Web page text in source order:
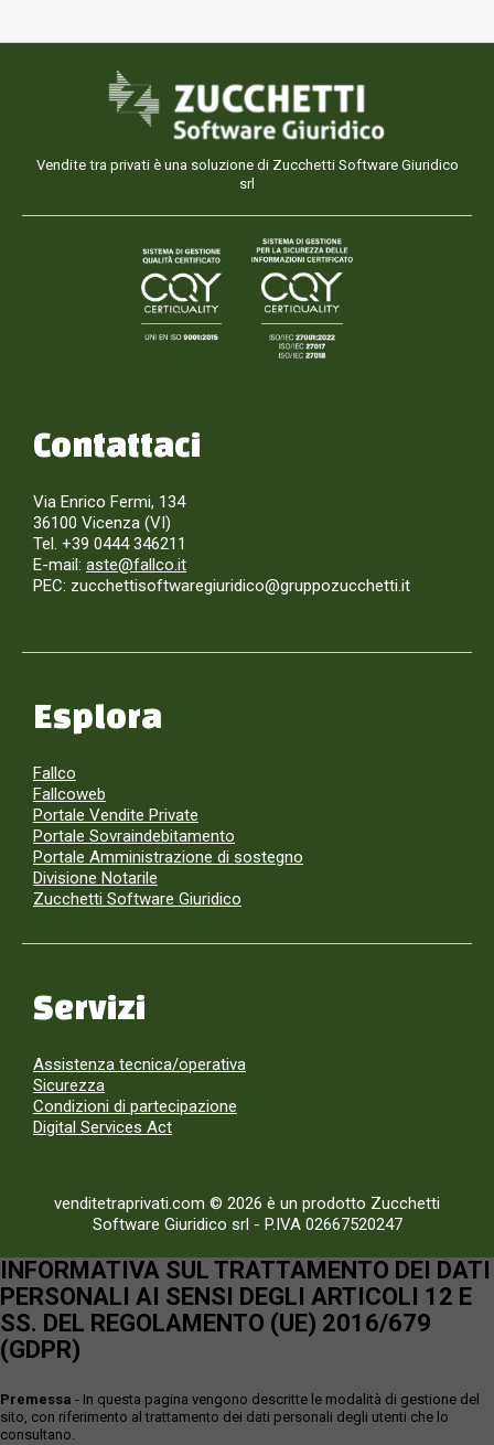
Vendite tra privati è una soluzione di Zucchetti Software Giuridico
srl
Contattaci
Via Enrico Fermi, 134
36100 Vicenza (VI)
Tel. +39 0444 346211
E-mail: aste@fallco.it
PEC: zucchettisoftwaregiuridico@gruppozucchetti.it
Esplora
Fallco
Fallcoweb
Portale Vendite Private
Portale Sovraindebitamento
Portale Amministrazione di sostegno
Divisione Notarile
Zucchetti Software Giuridico
Servizi
Assistenza tecnica/operativa
Sicurezza
Condizioni di partecipazione
Digital Services Act
venditetraprivati.com © 2026 è un prodotto Zucchetti
Software Giuridico srl - P.IVA 02667520247
INFORMATIVA SUL TRATTAMENTO DEI DATI
PERSONALI AI SENSI DEGLI ARTICOLI 12 E
SS. DEL REGOLAMENTO (UE) 2016/679
(GDPR)
Premessa - In questa pagina vengono descritte le modalità di gestione del
sito, con riferimento al trattamento dei dati personali degli utenti che lo
consultano.